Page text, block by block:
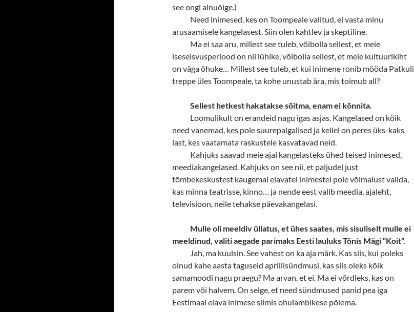
see ongi ainuõige.)
Need inimesed, kes on Toompeale valitud, ei vasta minu
arusaamisele kangelasest. Siin olen kahtlev ja skeptiline.
Ma ei saa aru, millest see tuleb, võibolla sellest, et meie
iseseisvusperiood on nii lühike, võibolla sellest, et meie kultuurikiht
on väga õhuke… Millest see tuleb, et kui inimene ronib mööda Patkuli
treppe üles Toompeale, ta kohe unustab ära, mis toimub all?
Sellest hetkest hakatakse sõitma, enam ei kõnnita.
Loomulikult on erandeid nagu igas asjas. Kangelased on kõik
need vanemad, kes pole suurepalgalised ja kellel on peres üks-kaks
last, kes vaatamata raskustele kasvatavad neid.
Kahjuks saavad meie ajal kangelasteks ühed teised inimesed,
meediakangelased. Kahjuks on see nii, et paljudel just
tõmbekeskustest kaugemal elavatel inimestel pole võimalust valida,
kas minna teatrisse, kinno… ja nende eest valib meedia, ajaleht,
televisioon, neile tehakse päevakangelasi.
Mulle oli meeldiv üllatus, et ühes saates, mis sisuliselt mulle ei
meeldinud, valiti aegade parimaks Eesti lauluks Tõnis Mägi “Koit”.
Jah, ma kuulsin. See vahest on ka aja märk. Kas siis, kui poleks
olnud kahe aasta taguseid aprillisündmusi, kas siis oleks kõik
samamoodi nagu praegu? Ma arvan, et ei. Ma ei võrdleks, kas on
parem või halvem. On selge, et need sündmused panid pea iga
Eestimaal elava inimese silmis ohulambikese põlema.